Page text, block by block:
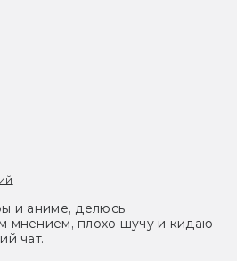
и аниме, делюсь
мнением, плохо шучу и кидаю
чат.